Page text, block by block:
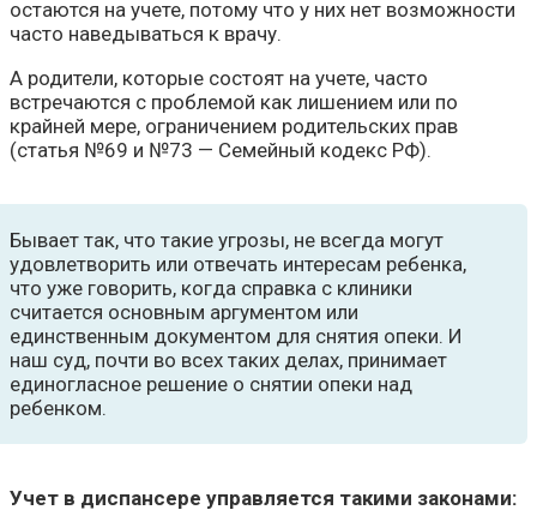
остаются на учете, потому что у них нет возможности
часто наведываться к врачу.
А родители, которые состоят на учете, часто
встречаются с проблемой как лишением или по
крайней мере, ограничением родительских прав
(статья №69 и №73 — Семейный кодекс РФ).
Бывает так, что такие угрозы, не всегда могут
удовлетворить или отвечать интересам ребенка,
что уже говорить, когда справка с клиники
считается основным аргументом или
единственным документом для снятия опеки. И
наш суд, почти во всех таких делах, принимает
единогласное решение о снятии опеки над
ребенком.
Учет в диспансере управляется такими законами: